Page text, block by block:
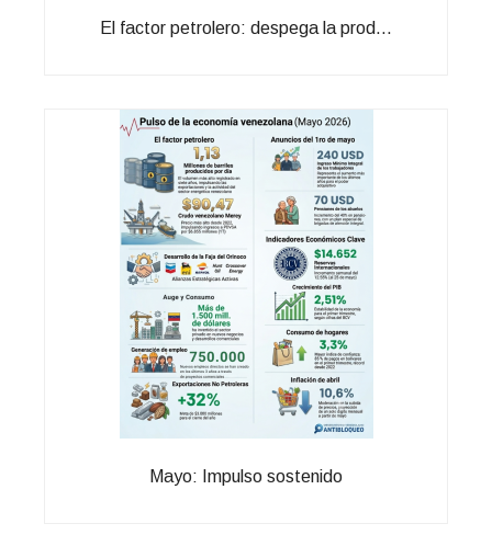
El factor petrolero: despega la prod...
Mayo: Impulso sostenido